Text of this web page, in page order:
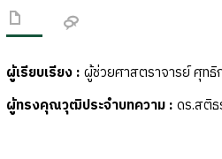
ผู้เรียบเรียง : ผู้ช่วยศาสตราจารย์ ศุทธิ
ผู้ทรงคุณวุฒิประจำบทความ : ดร.สติธ